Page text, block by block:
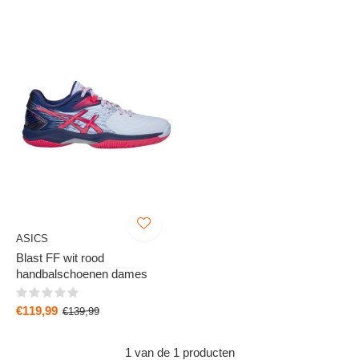
ASICS
Blast FF wit rood
handbalschoenen dames
€119,99 €139,99
1 van de 1 producten